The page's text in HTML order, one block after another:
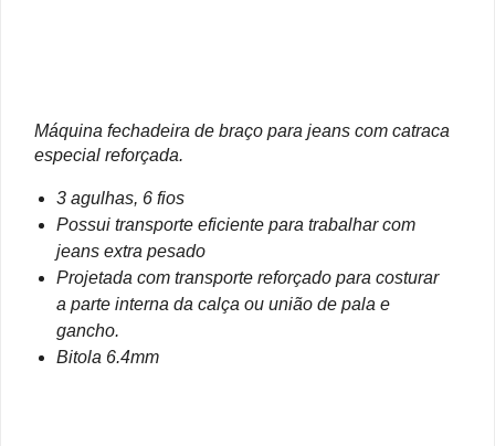
Máquina fechadeira de braço para jeans com catraca
especial reforçada.
3 agulhas, 6 fios
Possui transporte eficiente para trabalhar com
jeans extra pesado
Projetada com transporte reforçado para costurar
a parte interna da calça ou união de pala e
gancho.
Bitola 6.4mm